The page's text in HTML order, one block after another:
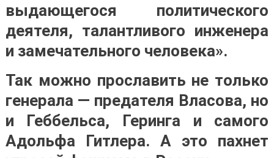
выдающегося политического
деятеля, талантливого инженера
и замечательного человека».
Так можно прославить не только
генерала — предателя Власова, но
и Геббельса, Геринга и самого
Адольфа Гитлера. А это пахнет